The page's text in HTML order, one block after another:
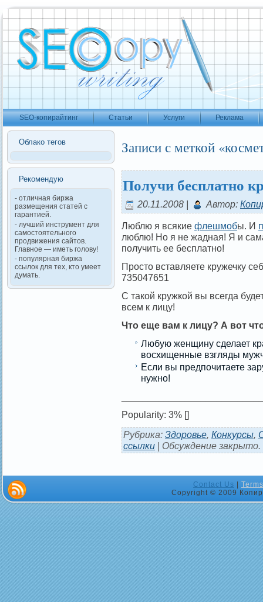
SEO-копирайтинг Статьи Услуги Реклама
Облако тегов
Рекомендую
- отличная биржа
размещения статей с
гарантией.
- лучший инструмент для
самостоятельного
продвижения сайтов.
Главное — иметь голову!
- популярная биржа
ссылок для тех, кто умеет
думать.
Записи с меткой
Получи бесплатно
20.11.2008 | Автор:
Люблю я всякие флешмобы. И
люблю! Но я не жадная! Я и
получить ее бесплатно!
Просто вставляете кружечку
735047651
С такой кружкой вы всегда
всем к лицу!
Что еще вам к лицу? А вот
Любую женщину сделает
восхищенные взгляды
Если вы предпочитаете
нужно!
Popularity: 3% []
Рубрика: Здоровье, Конкурсы,
ссылки | Обсуждение закрыто.
Contact Us |
Copyright © 2009